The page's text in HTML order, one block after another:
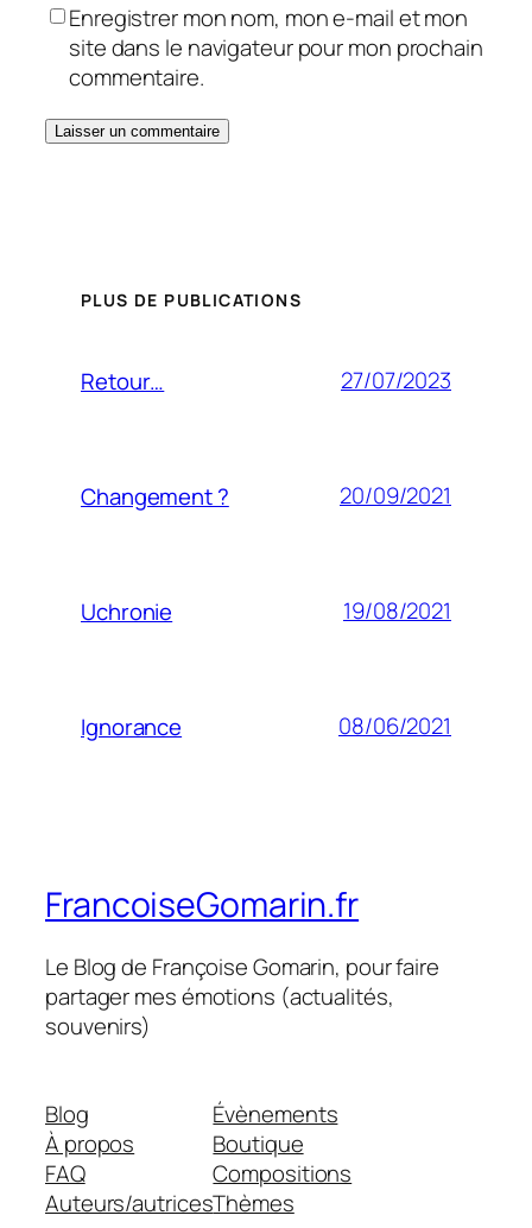
Enregistrer mon nom, mon e-mail et mon
site dans le navigateur pour mon prochain
commentaire.
PLUS DE PUBLICATIONS
Retour… 27/07/2023
Changement ? 20/09/2021
Uchronie 19/08/2021
Ignorance 08/06/2021
FrancoiseGomarin.fr
Le Blog de Françoise Gomarin, pour faire
partager mes émotions (actualités,
souvenirs)
Blog
À propos
FAQ
Auteurs/autrices
Évènements
Boutique
Compositions
Thèmes